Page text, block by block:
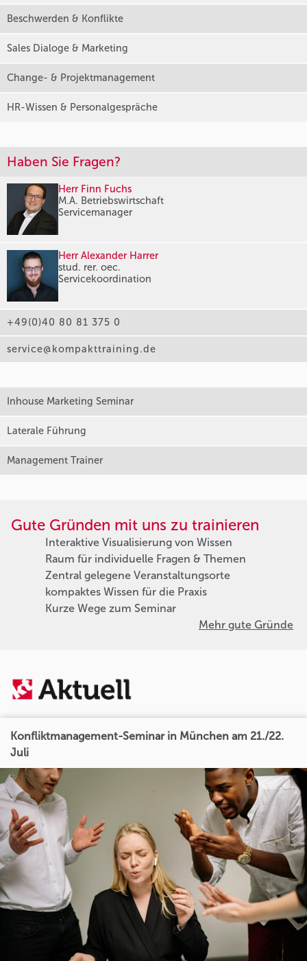
Beschwerden & Konflikte
Sales Dialoge & Marketing
Change- & Projektmanagement
HR-Wissen & Personalgespräche
Haben Sie Fragen?
Herr Finn Fuchs
M.A. Betriebswirtschaft
Servicemanager
Herr Alexander Harrer
stud. rer. oec.
Servicekoordination
+49(0)40 80 81 375 0
service@kompakttraining.de
Inhouse Marketing Seminar
Laterale Führung
Management Trainer
Gute Gründen mit uns zu trainieren
Interaktive Visualisierung von Wissen
Raum für individuelle Fragen & Themen
Zentral gelegene Veranstaltungsorte
kompaktes Wissen für die Praxis
Kurze Wege zum Seminar
Mehr gute Gründe
Konfliktmanagement-Seminar in München am 21./22.
Juli